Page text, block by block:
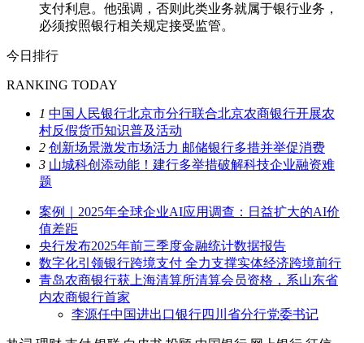
支付利息。他强调，否则此类业务就属于银行业务，
必须按照银行相关规定接受监管。
今日排行
RANKING TODAY
1 中国人民银行北京市分行联合北京农商银行开展农
村反假货币知识普及活动
2 创新场景激发市场活力 邮储银行多措并举促消费
3 山城科创添动能！建行多举措破解科技企业融资难
题
案例｜2025年全球企业AI应用调查：日益扩大的AI价
值差距
央行发布2025年前三季度金融统计数据报告
数字化引领银行跨境支付 全力支撑实体经济跨境前行
青岛农商银行获上海清算所清算会员资格，系山东省
内农商银行首家
李源任中国进出口银行四川省分行党委书记